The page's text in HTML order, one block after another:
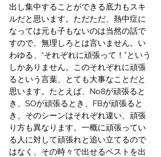
出し集中することができる底力もスキ
ルだと思います。ただただ、熱中症に
なっては元も子もないのは当然の話で
すので、無理しろとは言いません。い
わゆる、“それぞれに頑張って！”という
しかありません。このそれぞれに頑張
るという言葉、とても大事なことだと
思います。たとえば、No8が頑張ると
き、SOが頑張るとき、FBが頑張ると
き、そのシーンはそれぞれ違い、頑張
り方も異なります。一概に頑張ってい
る人に対して頑張れと追い立てるので
はなく、その時々で出せるベストを出